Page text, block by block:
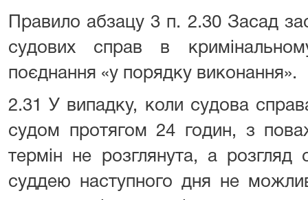
Правило абзацу 3 п. 2.30 Засад
судових справ в
поєднання «у порядку виконання».
2.31 У випадку, коли судова
судом протягом 24 годин, з
термін не розглянута, а розгляд
суддею наступного дня не